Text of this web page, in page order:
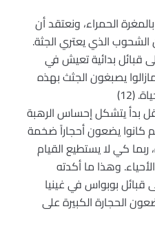
الحمراء، ونعتقد أن
الذي يعتري الجثة.
قبائل بدائية تعيش في
يصبغون الجثث بهذه
(12)
بدأ يتشكل إحساس الرهبة
كانوا يضعون أحجاراً ضخمة
كي لا يستطيع القيام
وهذا ما أكدته
قبائل بوبواس في غينيا
الحجارة الكبيرة على